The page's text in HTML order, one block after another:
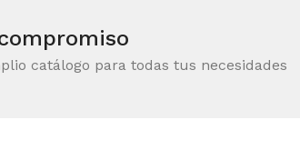
catálogo para todas tus necesidades